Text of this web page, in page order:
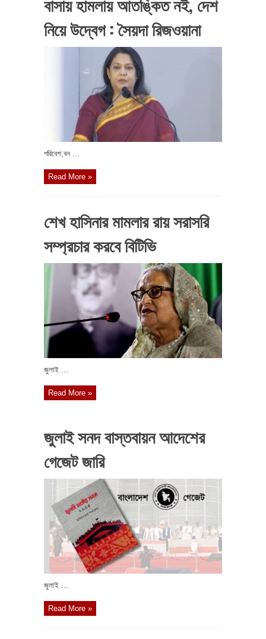
নিয়ে উদ্বেগ : সৈয়দা রিজওয়ানা
পরিবেশ,বন ...
Read More »
শেখ হাসিনার মামলার রায় সরাসরি
সম্প্রচার করবে বিটিভি
জুলাই ...
Read More »
জুলাই সনদ বাস্তবায়ন আদেশের
গেজেট জারি
জুলাই ...
Read More »